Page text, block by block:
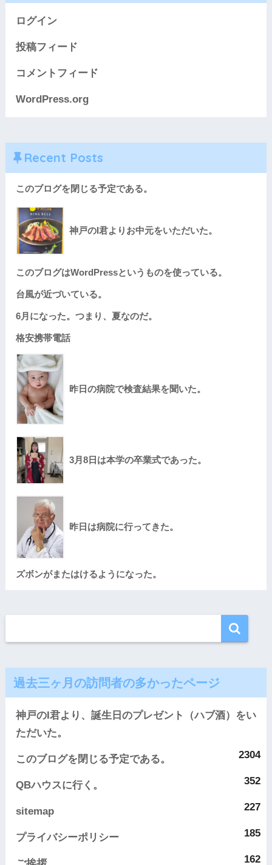
ログイン
投稿フィード
コメントフィード
WordPress.org
Recent Posts
このブログを閉じる予定である。
神戸のI君よりお中元をいただいた。
このブログはWordPressというものを使っている。
台風が近づいている。
6月になった。つまり、夏なのだ。
格安携帯電話
昨日の病院で検査結果を聞いた。
3月8日は本学の卒業式であった。
昨日は病院に行ってきた。
ズボンがまたはけるようになった。
過去三ヶ月の訪問者の多かったページ
神戸のI君より、誕生日のプレゼント（ハブ酒）をい
ただいた。
2304
このブログを閉じる予定である。
352
QBハウスに行く。
227
sitemap
185
プライバシーポリシー
162